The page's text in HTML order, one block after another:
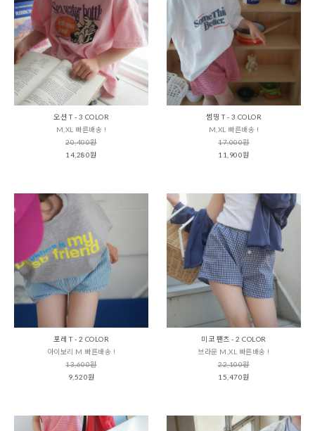
오션 T - 3 COLOR
M,XL 빠른배송 !
20,400원
14,280원
썸띵 T - 3 COLOR
M,XL 빠른배송 !
17,000원
11,900원
포레 T - 2 COLOR
아이보리 M 빠른배송 !
13,600원
9,520원
미코 팬츠 - 2 COLOR
브라운 M,XL 빠른배송 !
22,100원
15,470원